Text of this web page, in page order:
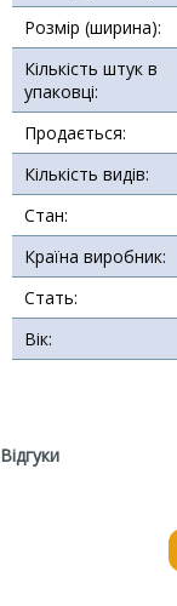
Розмір (ширина):
Кількість штук в
упаковці:
Продається:
Кількість видів:
Стан:
Країна виробник:
Стать:
Вік:
Відгуки